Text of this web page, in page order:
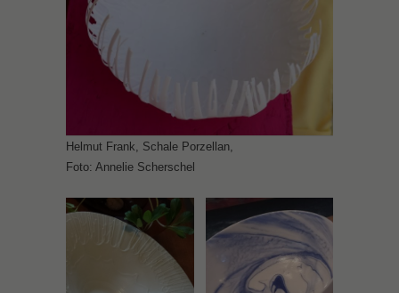
Helmut Frank, Schale Porzellan,
Foto: Annelie Scherschel